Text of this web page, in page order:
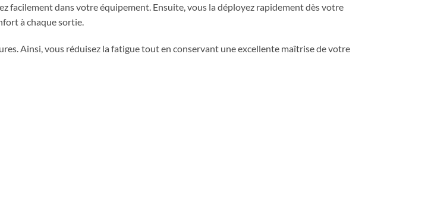
facilement dans votre équipement. Ensuite, vous la déployez rapidement dès votre
à chaque sortie.
Ainsi, vous réduisez la fatigue tout en conservant une excellente maîtrise de votre